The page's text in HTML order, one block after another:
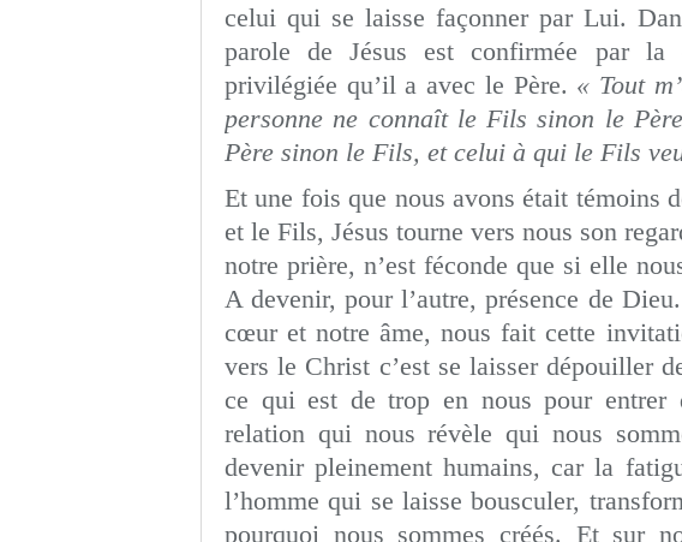
celui qui se laisse façonner par Lui.
parole de Jésus est confirmée par la
privilégiée qu’il a avec le Père. « Tout
personne ne connaît le Fils sinon le
Père sinon le Fils, et celui à qui le Fils
Et une fois que nous avons était témoins
et le Fils, Jésus tourne vers nous son
notre prière, n’est féconde que si elle
A devenir, pour l’autre, présence de
cœur et notre âme, nous fait cette
vers le Christ c’est se laisser dépouiller
ce qui est de trop en nous pour entrer
relation qui nous révèle qui nous
devenir pleinement humains, car la
l’homme qui se laisse bousculer,
pourquoi nous sommes créés. Et sur